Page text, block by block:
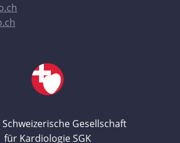
Gesellschaft
für Kardiologie SGK